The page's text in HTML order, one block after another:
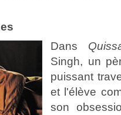
Dans
Singh, un
puissant
et l'élève
son